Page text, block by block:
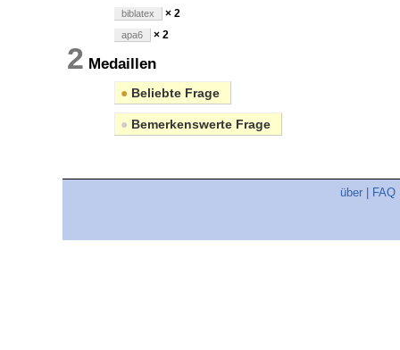
biblatex × 2
apa6 × 2
2 Medaillen
● Beliebte Frage
● Bemerkenswerte Frage
über FAQ